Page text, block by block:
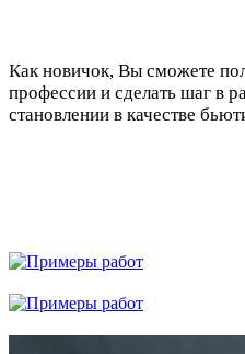
Как новичок, Вы сможете
профессии и сделать шаг в
становлении в качестве